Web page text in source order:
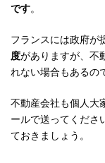
です。
フランスには政府が
度がありますが、不
れない場合もあるの
不動産会社も個人大
ールで送ってくださ
ておきましょう。